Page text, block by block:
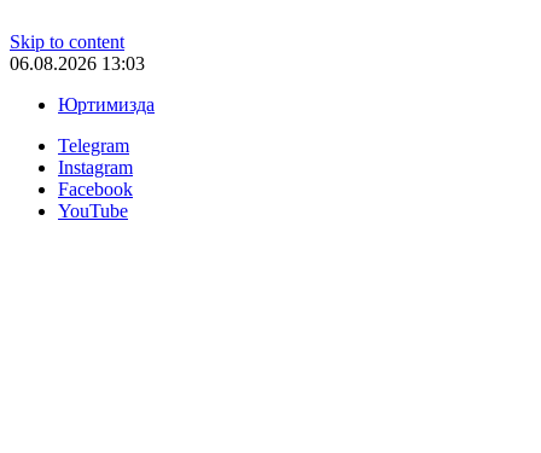
Skip to content
06.08.2026 13:03
Юртимизда
Telegram
Instagram
Facebook
YouTube